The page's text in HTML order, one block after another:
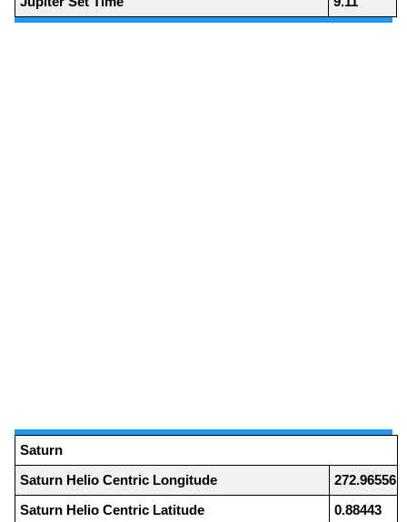
Saturn
Saturn Helio Centric Longitude
272.96556
Saturn Helio Centric Latitude
0.88443